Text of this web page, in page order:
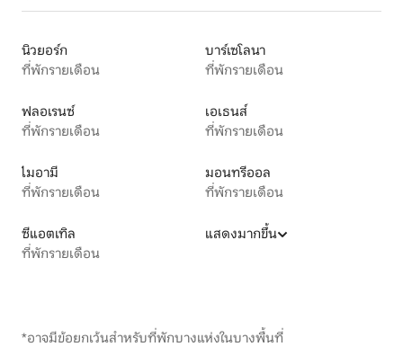
นิวยอร์ก
ที่พักรายเดือน
บาร์เซโลนา
ที่พักรายเดือน
ฟลอเรนซ์
ที่พักรายเดือน
เอเธนส์
ที่พักรายเดือน
ไมอามี
ที่พักรายเดือน
มอนทรีออล
ที่พักรายเดือน
ซีแอตเทิล
ที่พักรายเดือน
แสดงมากขึ้น
*อาจมีข้อยกเว้นสำหรับที่พักบางแห่งในบางพื้นที่